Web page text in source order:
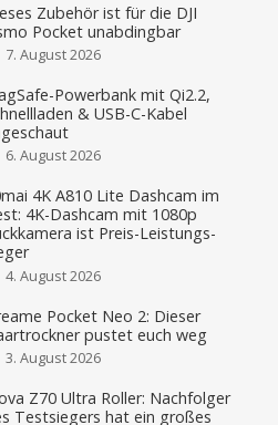
Zubehör ist für die DJI
Pocket unabdingbar
7. August 2026
Powerbank mit Qi2.2,
& USB-C-Kabel
6. August 2026
4K A810 Lite Dashcam im
4K-Dashcam mit 1080p
ist Preis-Leistungs-
4. August 2026
Pocket Neo 2: Dieser
pustet euch weg
3. August 2026
Z70 Ultra Roller: Nachfolger
Testsiegers hat ein großes